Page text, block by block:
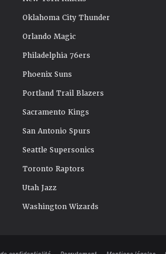
Oklahoma City Thunder
Orlando Magic
Philadelphia 76ers
Phoenix Suns
Portland Trail Blazers
Sacramento Kings
San Antonio Spurs
Seattle Supersonics
Toronto Raptors
Utah Jazz
Washington Wizards